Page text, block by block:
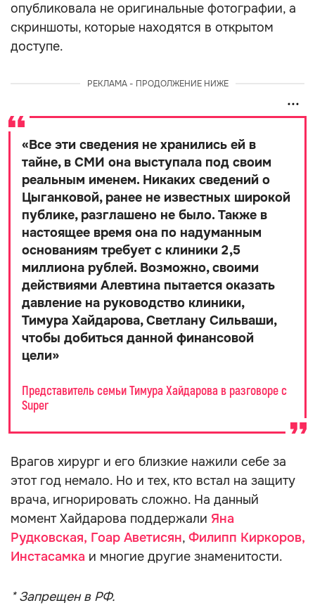
опубликовала не оригинальные фотографии, а
скриншоты, которые находятся в открытом
доступе.
РЕКЛАМА - ПРОДОЛЖЕНИЕ НИЖЕ
«Все эти сведения не хранились ей в
тайне, в СМИ она выступала под своим
реальным именем. Никаких сведений о
Цыганковой, ранее не известных широкой
публике, разглашено не было. Также в
настоящее время она по надуманным
основаниям требует с клиники 2,5
миллиона рублей. Возможно, своими
действиями Алевтина пытается оказать
давление на руководство клиники,
Тимура Хайдарова, Светлану Сильваши,
чтобы добиться данной финансовой
цели»
Представитель семьи Тимура Хайдарова в разговоре с
Super
Врагов хирург и его близкие нажили себе за
этот год немало. Но и тех, кто встал на защиту
врача, игнорировать сложно. На данный
момент Хайдарова поддержали Яна
Рудковская, Гоар Аветисян, Филипп Киркоров,
Инстасамка и многие другие знаменитости.
* Запрещен в РФ.